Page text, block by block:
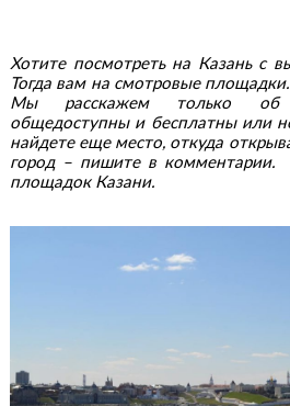
Хотите посмотреть на Казань с
Тогда вам на смотровые
Мы расскажем только об
общедоступны и бесплатны или
найдете еще место, откуда
город – пишите в комментарии.
площадок Казани.